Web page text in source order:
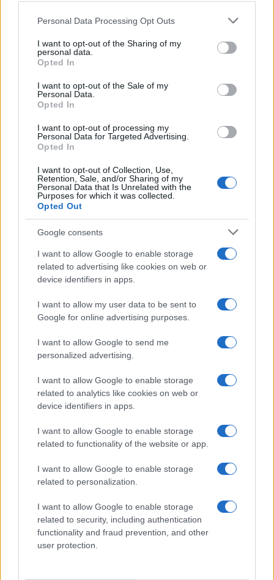
Please note that this website/app uses one or more Google
not limited to your visit or usage behaviour. You may click to
grant or deny consent to Google and its third-party tags to
use your data for below specified purposes in below Google
consent section.
Personal Data Processing Opt Outs
I want to opt-out of the Sharing of my
personal data.
Opted In
I want to opt-out of the Sale of my
Personal Data.
Opted In
I want to opt-out of processing my
Personal Data for Targeted Advertising.
Opted In
I want to opt-out of Collection, Use,
Retention, Sale, and/or Sharing of my
Personal Data that Is Unrelated with the
Purposes for which it was collected.
Opted Out
Google consents
I want to allow Google to enable storage
related to advertising like cookies on web or
device identifiers in apps.
I want to allow my user data to be sent to
Google for online advertising purposes.
I want to allow Google to send me
personalized advertising.
I want to allow Google to enable storage
related to analytics like cookies on web or
device identifiers in apps.
I want to allow Google to enable storage
related to functionality of the website or app.
I want to allow Google to enable storage
related to personalization.
I want to allow Google to enable storage
related to security, including authentication
functionality and fraud prevention, and other
user protection.
Η ΣΤΗΛΗ ΜΑΣ